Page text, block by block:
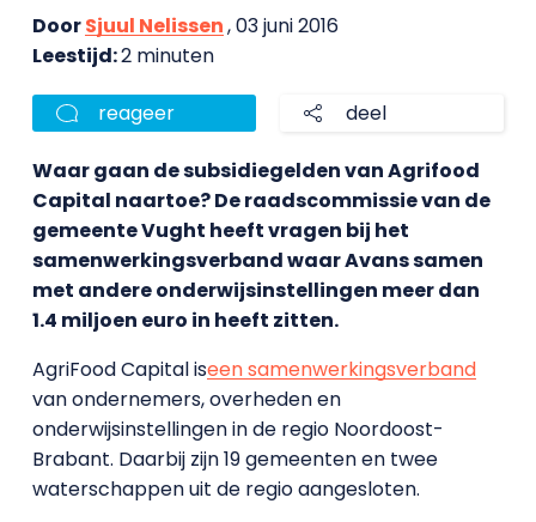
DoorSjuul Nelissen, 03 juni 2016
Leestijd:2 minuten
reageer deel
Waar gaan de subsidiegelden van Agrifood
Capital naartoe? De raadscommissie van de
gemeente Vught heeft vragen bij het
samenwerkingsverband waar Avans samen
met andere onderwijsinstellingen meer dan
1.4 miljoen euro in heeft zitten.
AgriFood Capital iseen samenwerkingsverband
van ondernemers, overheden en
onderwijsinstellingen in de regio Noordoost-
Brabant. Daarbij zijn 19 gemeenten en twee
waterschappen uit de regio aangesloten.